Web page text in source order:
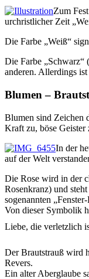
Zum
urchristlicher Zeit
Die Farbe „Weiß“
Die Farbe „Schwarz“
anderen. Allerdings
Blumen –
Blumen sind Zeichen
Kraft zu, böse
In der
auf der Welt
Die Rose wird in der
Rosenkranz) und
sogenannten
Von dieser Symbolik
Liebe, die verletzlich
Der Brautstrauß wird
Revers.
Ein alter Aberglaube